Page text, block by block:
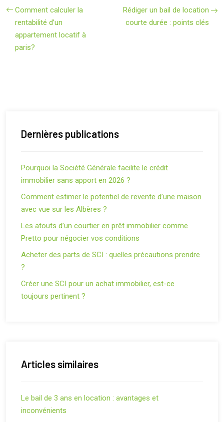
Comment calculer la
rentabilité d’un
appartement locatif à
paris?
Rédiger un bail de location
courte durée : points clés
Dernières publications
Pourquoi la Société Générale facilite le crédit
immobilier sans apport en 2026 ?
Comment estimer le potentiel de revente d’une maison
avec vue sur les Albères ?
Les atouts d’un courtier en prêt immobilier comme
Pretto pour négocier vos conditions
Acheter des parts de SCI : quelles précautions prendre
?
Créer une SCI pour un achat immobilier, est-ce
toujours pertinent ?
Articles similaires
Le bail de 3 ans en location : avantages et
inconvénients